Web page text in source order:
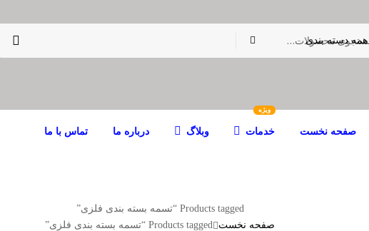
همه دسته بندی
صفحه نخست خدمات
ویژه
وبلاگ درباره ما تماس با ما
Products tagged “تسمه بسته بندی فلزی”
صفحه نخست Products tagged “تسمه بسته بندی فلزی”